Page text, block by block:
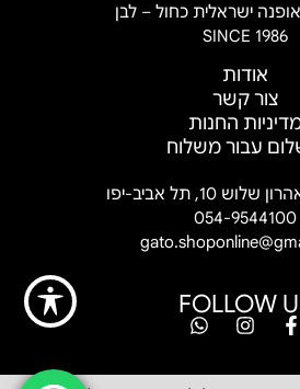
ישראלית כחול – לבן
SINCE 1986
אודות
צור קשר
החנות
עבור משלוח
10, תל אביב-יפו
054-9544100
FOLLOW